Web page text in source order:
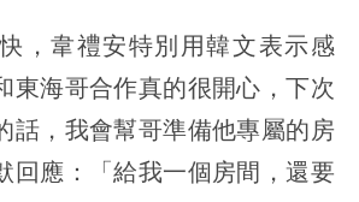
，韋禮安特別用韓文表示感
東海哥合作真的很開心，下次
話，我會幫哥準備他專屬的房
回應：「給我一個房間，還要